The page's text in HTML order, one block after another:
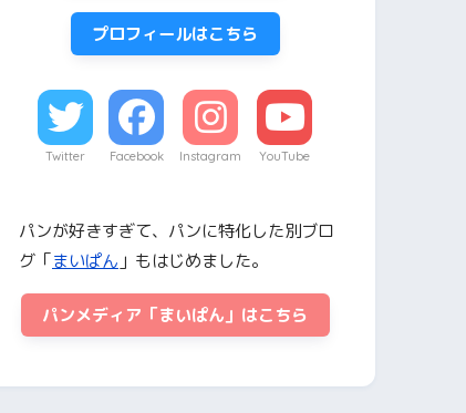
プロフィールはこちら
Twitter Facebook Instagram YouTube
パンが好きすぎて、パンに特化した別ブロ
グ「まいぱん 」もはじめました。
パンメディア「まいぱん」はこちら